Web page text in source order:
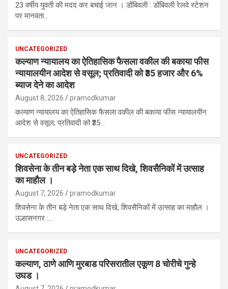
23 वर्षीय युवती की मदद कर बचाई जान । डोंबिवली : डोंबिवली रेलवे स्टेशन
पर मानवता…
UNCATEGORIZED
कल्याण न्यायालय का ऐतिहासिक फैसला वकील की बकाया फीस
न्यायालयीन आदेश से वसूल; प्रतिवादी को ₹35 हजार और 6%
ब्याज देने का आदेश
August 8, 2026 pramodkumar
कल्याण न्यायालय का ऐतिहासिक फैसला वकील की बकाया फीस न्यायालयीन
आदेश से वसूल; प्रतिवादी को ₹35…
UNCATEGORIZED
शिवसेना के तीन बड़े नेता एक साथ दिखे, शिवसैनिकों में उत्साह
का माहौल ।
August 7, 2026 pramodkumar
शिवसेना के तीन बड़े नेता एक साथ दिखे, शिवसैनिकों में उत्साह का माहौल ।
उल्हासनगर :…
UNCATEGORIZED
कल्याण, ठाणे आणि मुरबाड परिसरातील एकूण 8 चोरीचे गुन्हे
उघड ।